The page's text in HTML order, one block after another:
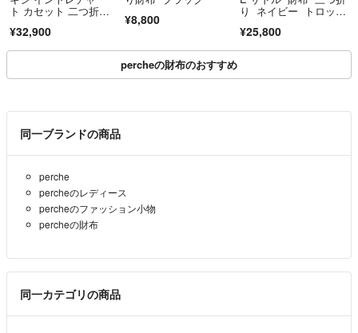
ト カセット 二つ折
¥32,900
¥8,800
り ネイビー トロッタ
¥25,800
percheの財布のおすすめ
同一ブランドの商品
perche
percheのレディース
percheのファッション小物
percheの財布
同一カテゴリの商品